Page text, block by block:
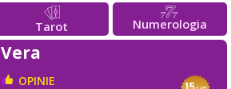
Tarot Numerologia
Vera
OPINIE